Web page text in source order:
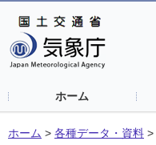
ホーム
ホーム > 各種データ・資料 >